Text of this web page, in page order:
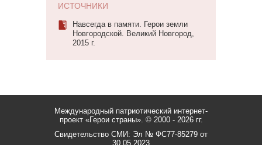
ИСТОЧНИКИ
Навсегда в памяти. Герои земли
Новгородской. Великий Новгород,
2015 г.
Международный патриотический интернет-
проект «Герои страны». © 2000 - 2026 гг.
Свидетельство СМИ: Эл № ФС77-85279 от
30.05.2023